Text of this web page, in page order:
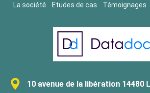
La société Etudes de cas Témoignages
10 avenue de la libération 14480